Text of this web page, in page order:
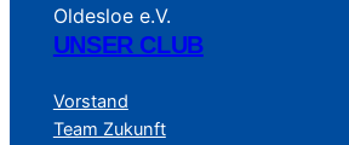
Oldesloe e.V.
UNSER CLUB
Vorstand
Team Zukunft